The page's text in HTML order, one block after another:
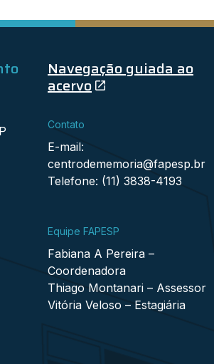
Navegação guiada ao
acervo
Contato
E-mail:
centrodememoria@fapesp.br
Telefone: (11) 3838-4193
Equipe FAPESP
Fabiana A Pereira –
Coordenadora
Thiago Montanari – Assessor
Vitória Veloso – Estagiária